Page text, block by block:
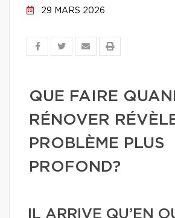
29 MARS 2026
QUE FAIRE
RÉNOVER
PROBLÈME PLUS
PROFOND?
IL ARRIVE QU’EN